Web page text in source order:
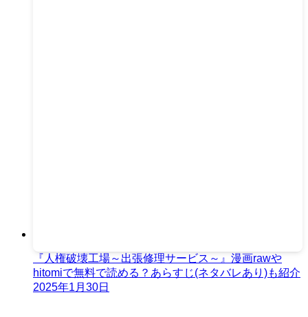
『人権破壊工場～出張修理サービス～』漫画rawや
hitomiで無料で読める？あらすじ(ネタバレあり)も紹介
2025年1月30日